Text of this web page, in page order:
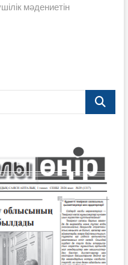
nмәдениетін
Search